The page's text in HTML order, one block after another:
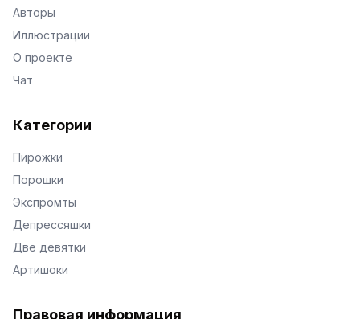
Авторы
Иллюстрации
О проекте
Чат
Категории
Пирожки
Порошки
Экспромты
Депрессяшки
Две девятки
Артишоки
Правовая информация